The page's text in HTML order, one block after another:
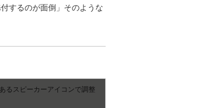
するのが面倒」そのような
るスピーカーアイコンで調整